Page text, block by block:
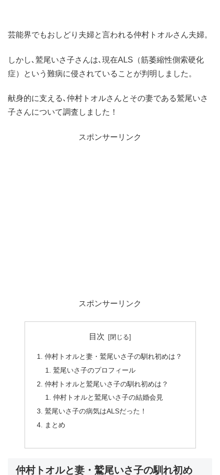
芸能界でもおしどり夫婦と言われる仲村トオルさん夫婦。
しかし､鷲尾いさ子さんは､現在ALS（筋萎縮性側索硬化
症）という難病に侵されていることが判明しました。
献身的に支える､仲村トオルさんとその妻である鷲尾いさ
子さんについて調査しました！
スポンサーリンク
スポンサーリンク
目次
仲村トオルと妻・鷲尾いさ子の馴れ初めは？
鷲尾いさ子のプロフィール
仲村トオルと鷲尾いさ子の馴れ初めは？
仲村トオルと鷲尾いさ子の結婚会見
鷲尾いさ子の病気はALSだった！
まとめ
仲村トオルと妻・鷲尾いさ子の馴れ初め